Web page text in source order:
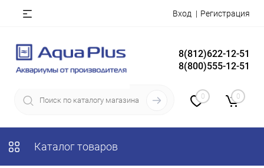
Вход Регистрация
8(812)622-12-51
8(800)555-12-51
0 0
Каталог товаров